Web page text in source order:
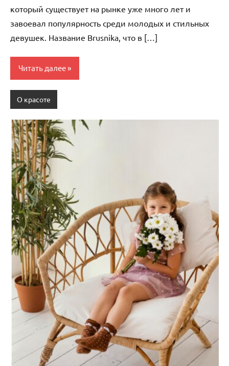
который существует на рынке уже много лет и
завоевал популярность среди молодых и стильных
девушек. Название Brusnika, что в […]
Читать далее
О красоте